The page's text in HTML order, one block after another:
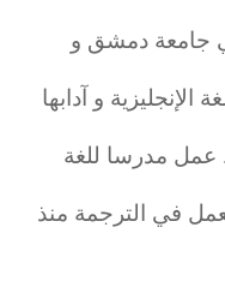
جامعة دمشق و
و آدابها
عمل مدرسا للغة
في الترجمة منذ